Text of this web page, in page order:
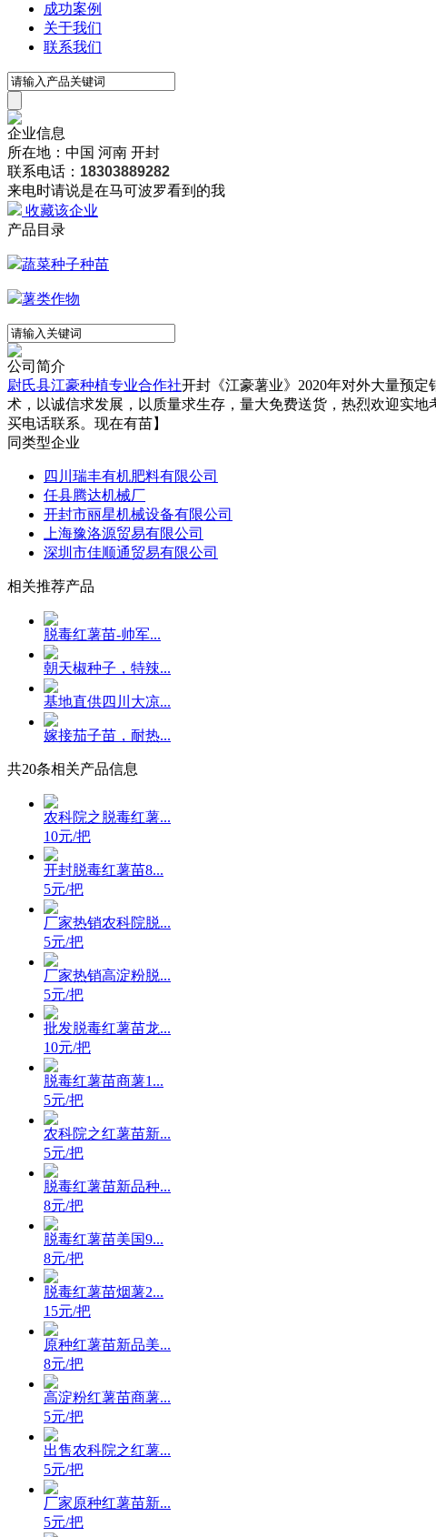
成功案例
关于我们
联系我们
企业信息
所在地：中国 河南 开封
联系电话： 18303889282
来电时请说是在马可波罗看到的我
收藏该企业
产品目录
蔬菜种子种苗
薯类作物
公司简介
尉氏县江豪种植专业合作社开封《江豪薯业》2020年对外大量预
术，以诚信求发展，以质量求生存，量大免费送货，热烈欢迎实
买电话联系。现在有苗】
同类型企业
四川瑞丰有机肥料有限公司
任县腾达机械厂
开封市丽星机械设备有限公司
上海豫洛源贸易有限公司
深圳市佳顺通贸易有限公司
相关推荐产品
脱毒红薯苗-帅军...
朝天椒种子，特辣...
基地直供四川大凉...
嫁接茄子苗，耐热...
共20条相关产品信息
农科院之脱毒红薯...
10元/把
开封脱毒红薯苗8...
5元/把
厂家热销农科院脱...
5元/把
厂家热销高淀粉脱...
5元/把
批发脱毒红薯苗龙...
10元/把
脱毒红薯苗商薯1...
5元/把
农科院之红薯苗新...
5元/把
脱毒红薯苗新品种...
8元/把
脱毒红薯苗美国9...
8元/把
脱毒红薯苗烟薯2...
15元/把
原种红薯苗新品美...
8元/把
高淀粉红薯苗商薯...
5元/把
出售农科院之红薯...
5元/把
厂家原种红薯苗新...
5元/把